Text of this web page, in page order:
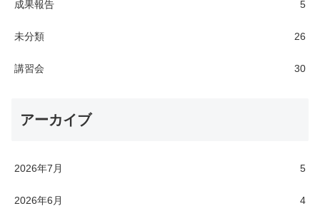
成果報告 5
未分類 26
講習会 30
アーカイブ
2026年7月 5
2026年6月 4